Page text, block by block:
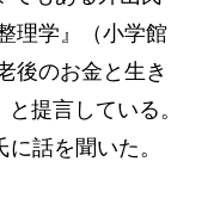
理学』（小学館
後のお金と生き
提言している。
話を聞いた。